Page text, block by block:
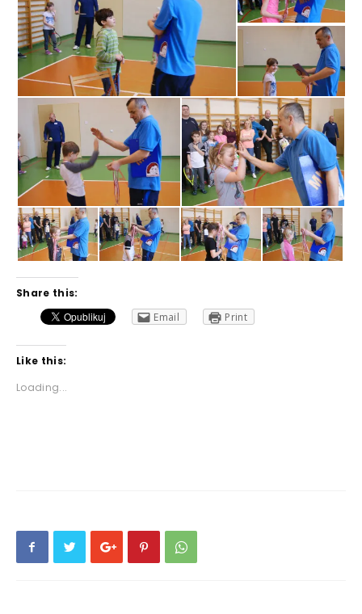
Share this:
Email
Print
Like this:
Loading...